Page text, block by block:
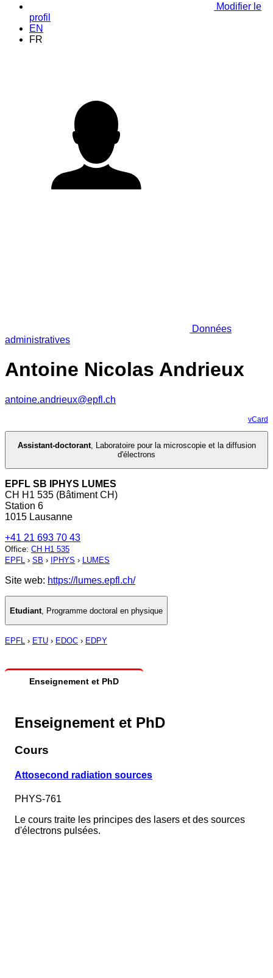
Modifier le
profil
EN
FR
Données
administratives
Antoine Nicolas Andrieux
antoine.andrieux@epfl.ch
vCard
Assistant-doctorant, Laboratoire pour la microscopie et la diffusion
d'électrons
EPFL SB IPHYS LUMES
CH H1 535 (Bâtiment CH)
Station 6
1015 Lausanne
+41 21 693 70 43
Office: CH H1 535
EPFL › SB › IPHYS › LUMES
Site web: https://lumes.epfl.ch/
Etudiant Programme doctoral en physique
EPFL › ETU › EDOC › EDPY
Enseignement et PhD
Enseignement et PhD
Cours
Attosecond radiation sources
PHYS-761
Le cours traite les principes des lasers et des sources
d'électrons pulsées.